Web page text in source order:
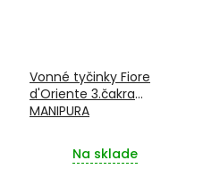
Vonné tyčinky Fiore
d'Oriente 3.čakra
MANIPURA
Na sklade